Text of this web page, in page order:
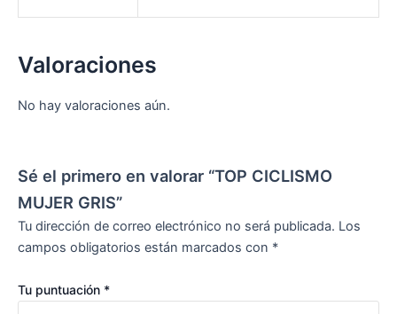
Valoraciones
No hay valoraciones aún.
Sé el primero en valorar “TOP CICLISMO
MUJER GRIS”
Tu dirección de correo electrónico no será publicada. Los
campos obligatorios están marcados con *
Tu puntuación *